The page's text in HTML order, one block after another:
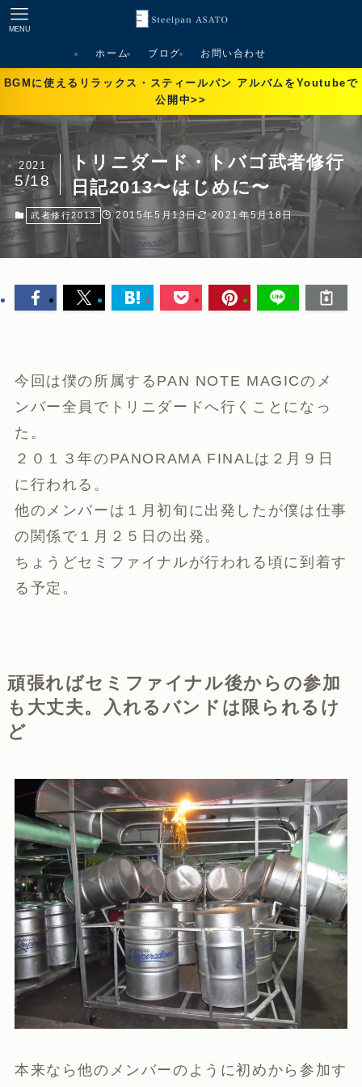
MENU
ホーム ブログ お問い合わせ
BGMに使えるリラックス・スティールパン アルバムをYoutubeで
公開中>>
トリニダード・トバゴ武者修行
日記2013〜はじめに〜
2021
5/18
武者修行2013 2015年5月13日 2021年5月18日
今回は僕の所属するPAN NOTE MAGICのメ
ンバー全員でトリニダードへ行くことになっ
た。
２０１３年のPANORAMA FINALは２月９日
に行われる。
他のメンバーは１月初旬に出発したが僕は仕事
の関係で１月２５日の出発。
ちょうどセミファイナルが行われる頃に到着す
る予定。
頑張ればセミファイナル後からの参加
も大丈夫。入れるバンドは限られるけ
ど
本来なら他のメンバーのように初めから参加す